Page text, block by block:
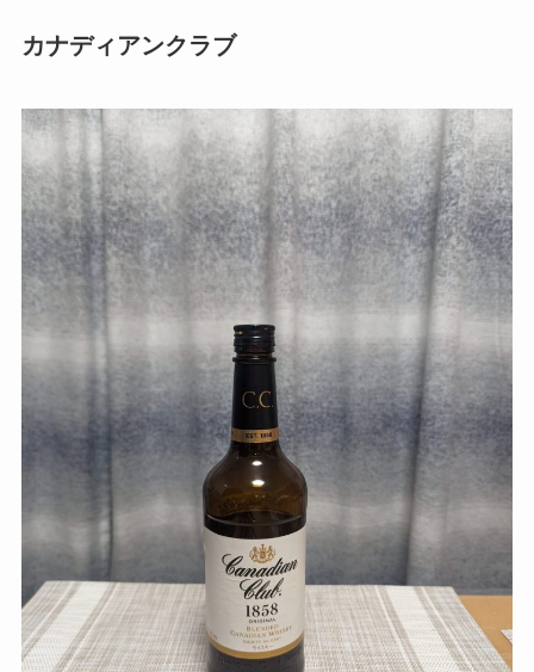
カナディアンクラブ